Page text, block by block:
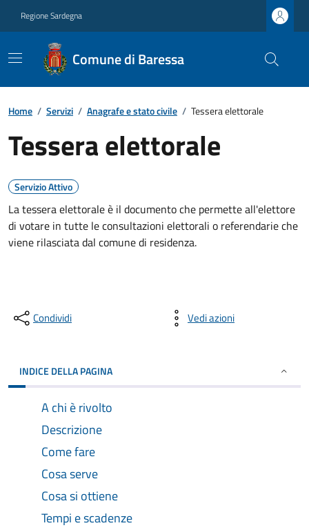
Regione Sardegna
Comune di Baressa
Home / Servizi / Anagrafe e stato civile / Tessera elettorale
Tessera elettorale
Servizio Attivo
La tessera elettorale è il documento che permette all'elettore
di votare in tutte le consultazioni elettorali o referendarie che
viene rilasciata dal comune di residenza.
Condividi Vedi azioni
INDICE DELLA PAGINA
A chi è rivolto
Descrizione
Come fare
Cosa serve
Cosa si ottiene
Tempi e scadenze